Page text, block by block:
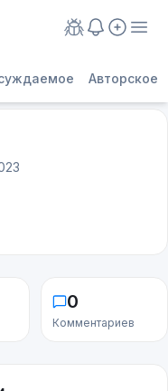
Авторское
0
Комментариев